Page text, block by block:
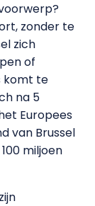
zonder te
zich
of
komt te
na 5
Europees
van Brussel
miljoen